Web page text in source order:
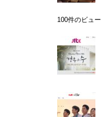
100件のビュー